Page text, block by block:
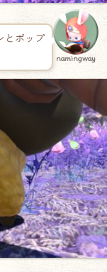
とポップ
namingway